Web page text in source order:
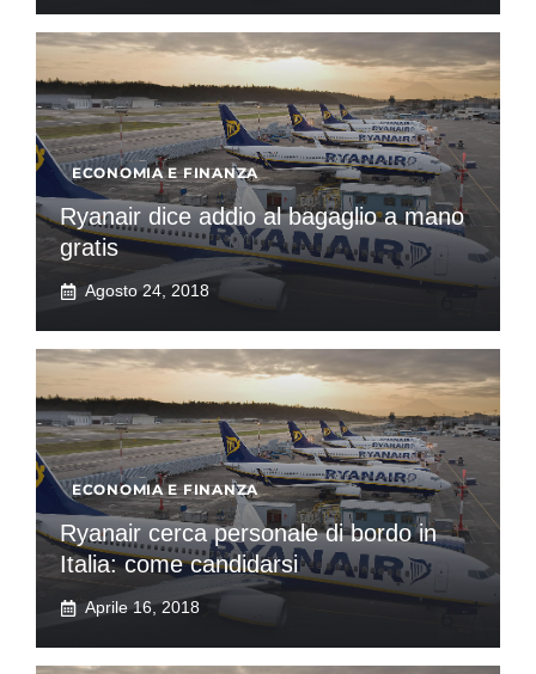
ECONOMIA E FINANZA
Ryanair dice addio al bagaglio a mano
gratis
Agosto 24, 2018
ECONOMIA E FINANZA
Ryanair cerca personale di bordo in
Italia: come candidarsi
Aprile 16, 2018